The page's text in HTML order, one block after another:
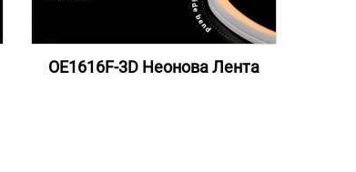
OE1616F-3D Неонова Лента